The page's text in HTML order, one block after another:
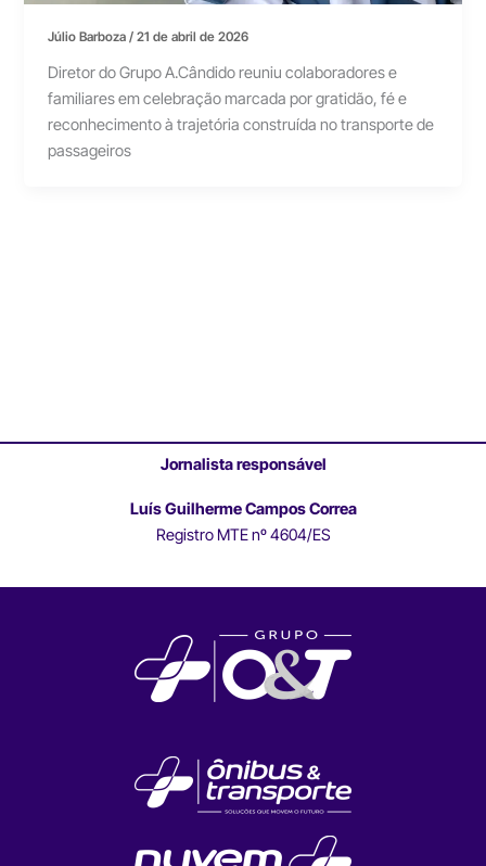
Júlio Barboza/21 de abril de 2026
Diretor do Grupo A.Cândido reuniu colaboradores e
familiares em celebração marcada por gratidão, fé e
reconhecimento à trajetória construída no transporte de
passageiros
Jornalista responsável
Luís Guilherme Campos Correa
Registro MTE nº 4604/ES